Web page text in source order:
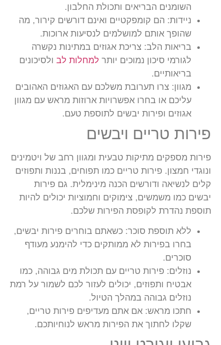
השומנים הבריאים ותכולת החלבון.
ניידות:הם קומפקטיים ואינם דורשים קירור, מה
שהופך אותם למושלמים לנסיעות ארוכות.
בריאות הלב:צריכת אגוזים במתינות נקשרה
לגורמי סיכון נמוכים יותרלמחלות לבולסיכונים
בריאותיים.
מגוון:צרו תערובת משלכם עם האגוזים האהובים
עליכם או בחרו אפשרויות ארוזות מראש עם מגוון
אגוזים ופירות יבשים לתוספת טעם.
פירות טריים ויבשים
פירות מספקים מתיקות טבעית ומגוון רחב של ויטמינים
ונוגדי חמצון. פירות טריים כמו תפוחים, בננות ותפוזים
קלים לנשיאה ודורשים הכנה מינימלית. גם פירות
יבשים כמו משמשים, צימוקים וחמוציות יכולים להיות
תוספת נהדרת לקופסת הפירות שלכם.
ללא תוספת סוכר:כשאתם בוחרים פירות יבשים,
בחרו בפירות לא ממותקים כדי להימנע מעודף
סוכרים.
נוזלים:פירות טריים עם תכולת מים גבוהה, כמו
אבטיח ותפוזים, יכולים לעזור לכם לשמור על רמת
נוזלים גבוהה במהלך הטיול.
חתכו מראש:אם אתם מעדיפים פירות טריים,
שקלו לחתוך את הפירות מראש לנוחיותכם.